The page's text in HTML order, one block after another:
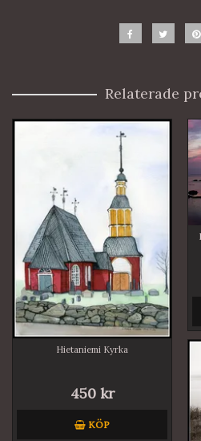
Relaterade
Hietaniemi Kyrka
450 kr
KÖP